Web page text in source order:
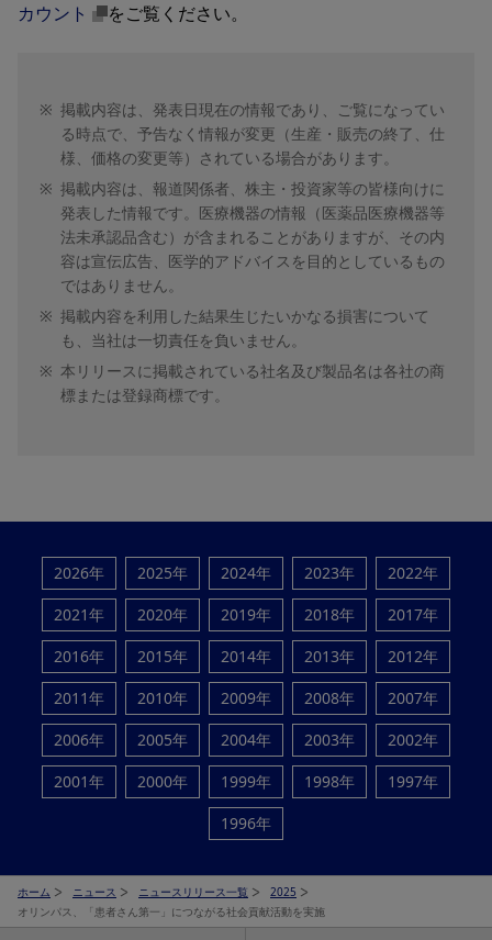
カウント
をご覧ください。
※ 掲載内容は、発表日現在の情報であり、ご覧になってい
る時点で、予告なく情報が変更（生産・販売の終了、仕
様、価格の変更等）されている場合があります。
※ 掲載内容は、報道関係者、株主・投資家等の皆様向けに
発表した情報です。医療機器の情報（医薬品医療機器等
法未承認品含む）が含まれることがありますが、その内
容は宣伝広告、医学的アドバイスを目的としているもの
ではありません。
※ 掲載内容を利用した結果生じたいかなる損害について
も、当社は一切責任を負いません。
※ 本リリースに掲載されている社名及び製品名は各社の商
標または登録商標です。
2026年 2025年 2024年 2023年
2022年
2021年
2020年 2019年 2018年
2017年
2016年
2015年 2014年 2013年
2012年
2011年
2010年 2009年 2008年
2007年
2006年
2005年 2004年 2003年
2002年
2001年
2000年 1999年 1998年
1997年
1996年
ホーム ニュース ニュースリリース一覧
2025
オリンパス、「患者さん第一」につながる社会貢献活動を実施